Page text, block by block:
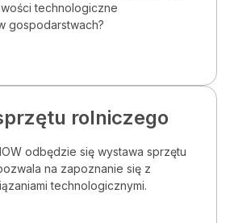
technologiczne
gospodarstwach?
rolniczego
odbędzie się wystawa sprzętu
na zapoznanie się z
technologicznymi.